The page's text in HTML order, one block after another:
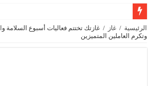
رئيس القابضة للبتروكيماويات يتابع ميدانيًا تقدم
الرئيسية / غاز / غازتك تختتم فعاليات أسبوع السلامة
وتكرم العاملين المتميزين